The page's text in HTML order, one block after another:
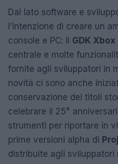
Dal lato software e
l’intenzione di creare un
console e PC: il GDK Xbox
centrale e molte
fornite agli sviluppatori in
novità ci sono anche
conservazione dei titoli
celebrare il 25°
strumenti per riportare in
prime versioni alpha di
distribuite agli sviluppatori